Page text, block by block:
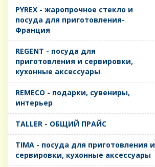
PYREX - жаропрочное стекло и
посуда для приготовления-
Франция
REGENT - посуда для
приготовления и сервировки,
кухонные аксессуары
REMECO - подарки, сувениры,
интерьер
TALLER - ОБЩИЙ ПРАЙС
TIMA - посуда для приготовления и
сервировки, кухонные аксессуары